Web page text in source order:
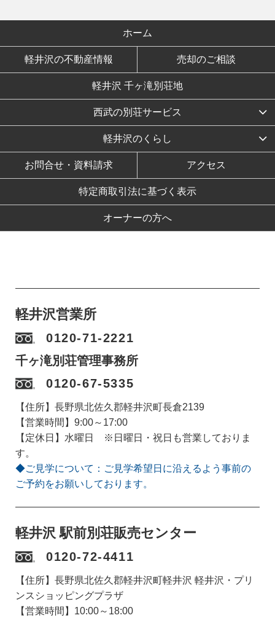
ホーム
軽井沢の不動産情報 売却のご相談
軽井沢 千ヶ滝別荘地
西武の別荘サービス
軽井沢のくらし
お問合せ・資料請求 アクセス
特定商取引法に基づく表示
オーナーの方へ
軽井沢営業所
0120-71-2221
千ヶ滝別荘管理事務所
0120-67-5335
【住所】長野県北佐久郡軽井沢町長倉2139
【営業時間】9:00～17:00
【定休日】水曜日 ※日曜日・祝日も営業しておりま
す。
◆ご見学について：ご見学希望日に沿えるよう事前の
ご予約をお願いしております。
軽井沢 駅前別荘販売センター
0120-72-4411
【住所】長野県北佐久郡軽井沢町軽井沢 軽井沢・プリ
ンスショッピングプラザ
【営業時間】10:00～18:00